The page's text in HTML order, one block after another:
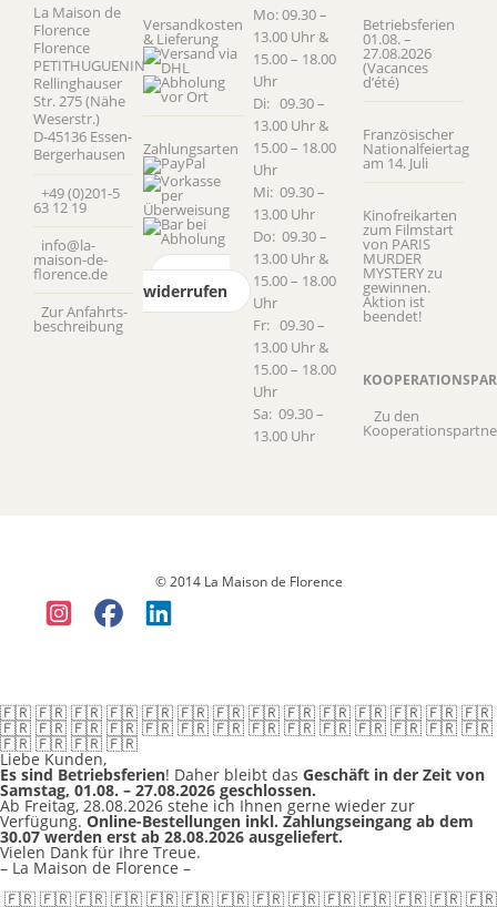
La Maison de
Florence
Florence
PETITHUGUENIN
Rellinghauser
Str. 275 (Nähe
Weserstr.)
D-45136 Essen-
Bergerhausen
+49 (0)201-5
63 12 19
info@la-
maison-de-
florence.de
Zur Anfahrts­
beschreibung
Versandkosten
& Lieferung
Zahlungsarten
Vertrag
widerrufen
Mo: 09.30 –
13.00 Uhr &
15.00 – 18.00
Uhr
Di: 09.30 –
13.00 Uhr &
15.00 – 18.00
Uhr
Mi: 09.30 –
13.00 Uhr
Do: 09.30 –
13.00 Uhr &
15.00 – 18.00
Uhr
Fr: 09.30 –
13.00 Uhr &
15.00 – 18.00
Uhr
Sa: 09.30 –
13.00 Uhr
Betriebsferien
01.08. –
27.08.2026
(Vacances
d’été)
Französischer
Nationalfeiertag
am 14. Juli
Kinofreikarten
zum Filmstart
von PARIS
MURDER
MYSTERY zu
gewinnen.
Aktion ist
beendet!
Zu den
© 2014 La Maison de Florence
🇫🇷 🇫🇷 🇫🇷 🇫🇷 🇫🇷 🇫🇷 🇫🇷 🇫🇷 🇫🇷 🇫🇷 🇫🇷 🇫🇷 🇫🇷 🇫🇷
🇫🇷 🇫🇷 🇫🇷 🇫🇷 🇫🇷 🇫🇷 🇫🇷 🇫🇷 🇫🇷 🇫🇷 🇫🇷 🇫🇷 🇫🇷 🇫🇷
🇫🇷 🇫🇷 🇫🇷 🇫🇷
Liebe Kunden,
Es sind Betriebsferien! Daher bleibt das Geschäft in der Zeit von
Samstag, 01.08. – 27.08.2026 geschlossen.
Ab Freitag, 28.08.2026 stehe ich Ihnen gerne wieder zur
Verfügung. Online-Bestellungen inkl. Zahlungseingang ab dem
30.07 werden erst ab 28.08.2026 ausgeliefert.
Vielen Dank für Ihre Treue.
– La Maison de Florence –
🇫🇷 🇫🇷 🇫🇷 🇫🇷 🇫🇷 🇫🇷 🇫🇷 🇫🇷 🇫🇷 🇫🇷 🇫🇷 🇫🇷 🇫🇷 🇫🇷